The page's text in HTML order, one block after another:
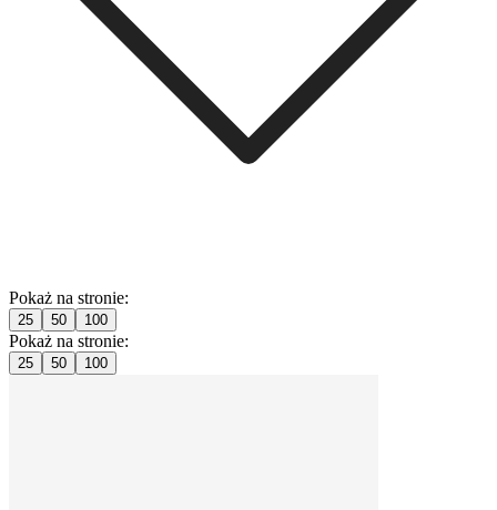
Pokaż na stronie:
25 50 100
Pokaż na stronie:
25 50 100